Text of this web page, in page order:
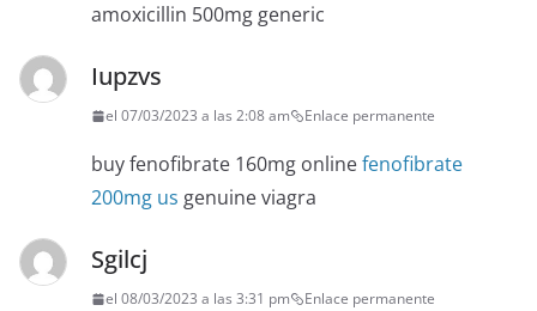
amoxicillin 500mg generic
Iupzvs
el 07/03/2023 a las 2:08 am Enlace permanente
buy fenofibrate 160mg onlinefenofibrate
200mg us genuine viagra
Sgilcj
el 08/03/2023 a las 3:31 pm Enlace permanente